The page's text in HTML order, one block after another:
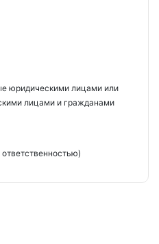
юридическими лицами или
лицами и гражданами